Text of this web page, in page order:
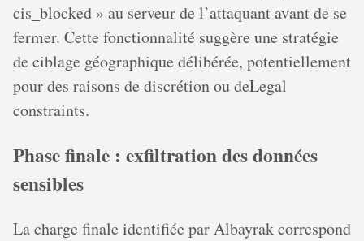
cis_blocked » au serveur de l’attaquant avant de se
fermer. Cette fonctionnalité suggère une stratégie
de ciblage géographique délibérée, potentiellement
pour des raisons de discrétion ou deLegal
constraints.
Phase finale : exfiltration des données
sensibles
La charge finale identifiée par Albayrak correspond